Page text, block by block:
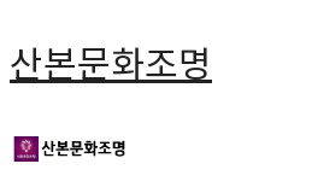
산본문화조명